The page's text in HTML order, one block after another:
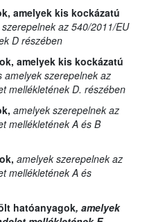
amelyek kis kockázatú
az 540/2011/EU
D részében
amelyek kis kockázatú
amelyek szerepelnek az
mellékletének D. részében
amelyek szerepelnek az
mellékletének A és B
amelyek szerepelnek az
mellékletének A és
hatóanyagok, amelyek